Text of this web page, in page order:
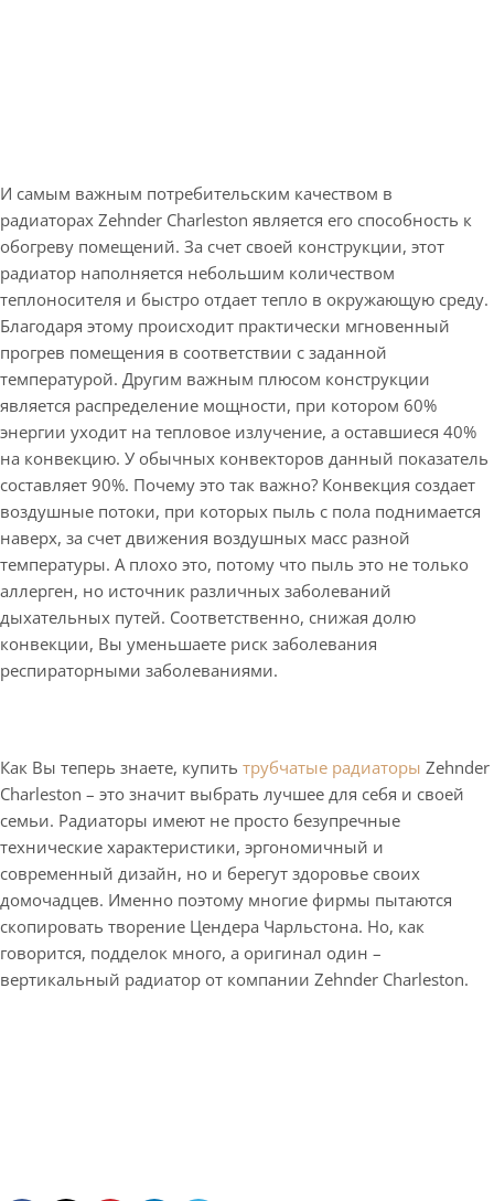
И самым важным потребительским качеством в
радиаторах Zehnder Charleston является его способность к
обогреву помещений. За счет своей конструкции, этот
радиатор наполняется небольшим количеством
теплоносителя и быстро отдает тепло в окружающую среду.
Благодаря этому происходит практически мгновенный
прогрев помещения в соответствии с заданной
температурой. Другим важным плюсом конструкции
является распределение мощности, при котором 60%
энергии уходит на тепловое излучение, а оставшиеся 40%
на конвекцию. У обычных конвекторов данный показатель
составляет 90%. Почему это так важно? Конвекция создает
воздушные потоки, при которых пыль с пола поднимается
наверх, за счет движения воздушных масс разной
температуры. А плохо это, потому что пыль это не только
аллерген, но источник различных заболеваний
дыхательных путей. Соответственно, снижая долю
конвекции, Вы уменьшаете риск заболевания
респираторными заболеваниями.
Как Вы теперь знаете, купить трубчатые радиаторы Zehnder
Charleston – это значит выбрать лучшее для себя и своей
семьи. Радиаторы имеют не просто безупречные
технические характеристики, эргономичный и
современный дизайн, но и берегут здоровье своих
домочадцев. Именно поэтому многие фирмы пытаются
скопировать творение Цендера Чарльстона. Но, как
говорится, подделок много, а оригинал один ­–
вертикальный радиатор от компании Zehnder Charleston.